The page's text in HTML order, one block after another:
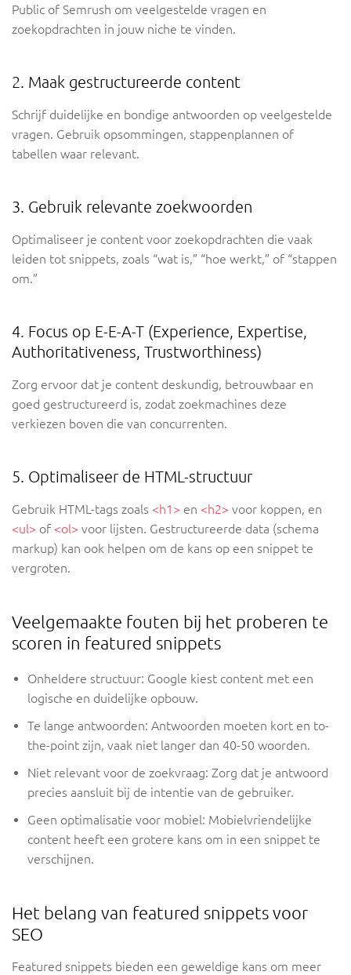
Public of Semrush om veelgestelde vragen en
zoekopdrachten in jouw niche te vinden.
2. Maak gestructureerde content
Schrijf duidelijke en bondige antwoorden op veelgestelde
vragen. Gebruik opsommingen, stappenplannen of
tabellen waar relevant.
3. Gebruik relevante zoekwoorden
Optimaliseer je content voor zoekopdrachten die vaak
leiden tot snippets, zoals “wat is,” “hoe werkt,” of “stappen
om.”
4. Focus op E-E-A-T (Experience, Expertise,
Authoritativeness, Trustworthiness)
Zorg ervoor dat je content deskundig, betrouwbaar en
goed gestructureerd is, zodat zoekmachines deze
verkiezen boven die van concurrenten.
5. Optimaliseer de HTML-structuur
Gebruik HTML-tags zoals <h1> en <h2> voor koppen, en
<ul> of <ol> voor lijsten. Gestructureerde data (schema
markup) kan ook helpen om de kans op een snippet te
vergroten.
Veelgemaakte fouten bij het proberen te
scoren in featured snippets
Onheldere structuur: Google kiest content met een
logische en duidelijke opbouw.
Te lange antwoorden: Antwoorden moeten kort en to-
the-point zijn, vaak niet langer dan 40-50 woorden.
Niet relevant voor de zoekvraag: Zorg dat je antwoord
precies aansluit bij de intentie van de gebruiker.
Geen optimalisatie voor mobiel: Mobielvriendelijke
content heeft een grotere kans om in een snippet te
verschijnen.
Het belang van featured snippets voor
SEO
Featured snippets bieden een geweldige kans om meer